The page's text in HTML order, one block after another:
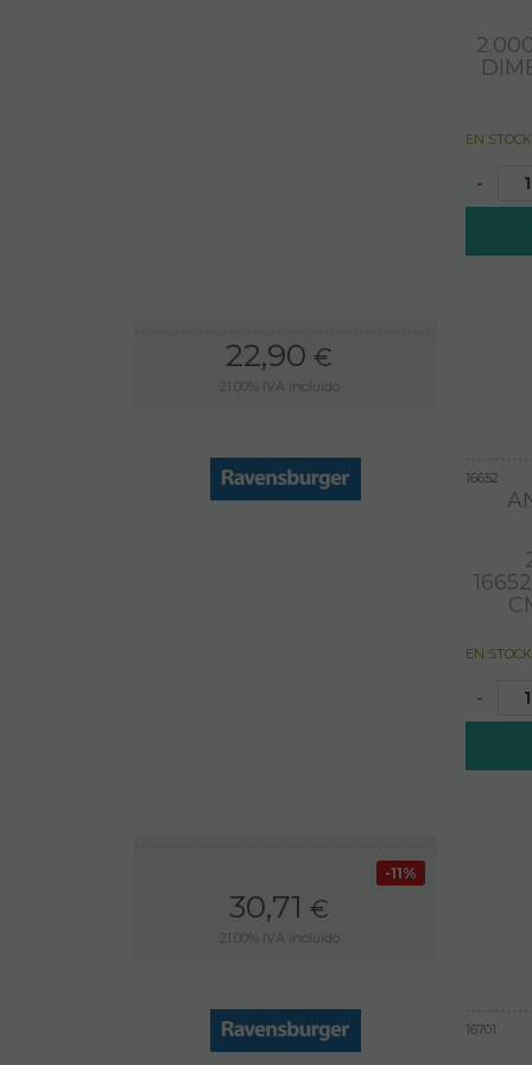
22,90 €
21.00% IVA incluido
EN STOCK
-
11%
30,71 €
21.00% IVA incluido
16652
EN STOCK
-
16701